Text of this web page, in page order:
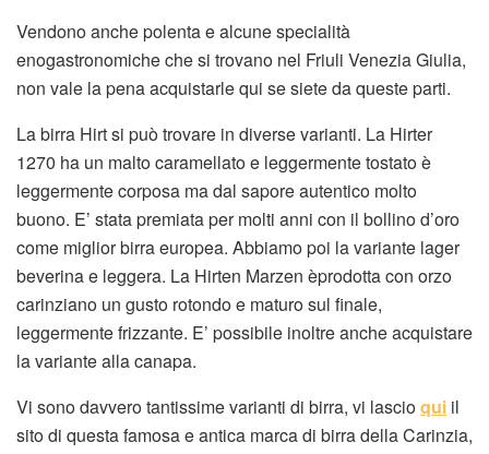
Vendono anche polenta e alcune specialità
enogastronomiche che si trovano nel Friuli Venezia Giulia,
non vale la pena acquistarle qui se siete da queste parti.
La birra Hirt si può trovare in diverse varianti. La Hirter
1270 ha un malto caramellato e leggermente tostato è
leggermente corposa ma dal sapore autentico molto
buono. E’ stata premiata per molti anni con il bollino d’oro
come miglior birra europea. Abbiamo poi la variante lager
beverina e leggera. La Hirten Marzen èprodotta con orzo
carinziano un gusto rotondo e maturo sul finale,
leggermente frizzante. E’ possibile inoltre anche acquistare
la variante alla canapa.
Vi sono davvero tantissime varianti di birra, vi lascioqui il
sito di questa famosa e antica marca di birra della Carinzia,